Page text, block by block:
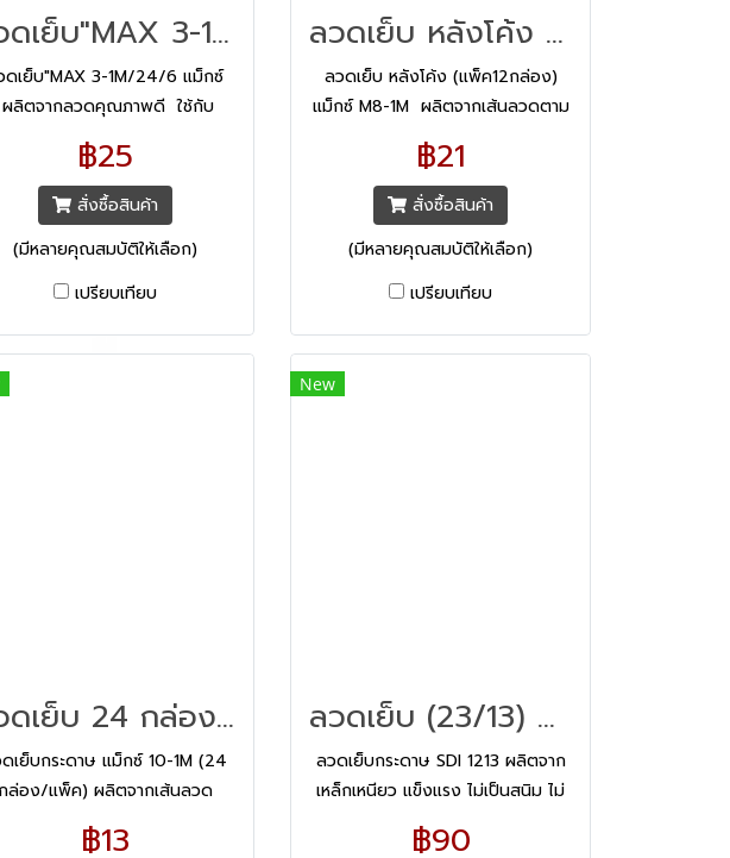
ลวดเย็บ"MAX 3-1M แม็กซ์
ดเย็บ"MAX 3-1M/24/6 แม็กซ์
ผลิตจากลวดคุณภาพดี ใช้กับ
ครื่องเย็บรุ่น MAX #HD-50, HD-
HD-50F, HD50-DF ลวดเย็บ
เบอร์ 3 (24/6)
฿25
สั่งซื้อสินค้า
(มีหลายคุณสมบัติให้เลือก)
เปรียบเทียบ
ลวดเย็บ หลังโค้ง (แพ็ค12กล่อง) แม็กซ์ M8-1M
ลวดเย็บ หลังโค้ง (แพ็ค12กล่อง)
แม็กซ์ M8-1M ผลิตจากเส้นลวดตาม
มาตรฐาน แข็งแรง ไม่งอ ไม่ติดขัด
฿21
สั่งซื้อสินค้า
(มีหลายคุณสมบัติให้เลือก)
เปรียบเทียบ
ลวดเย็บ 24 กล่อง/แพ็ค แม็กซ์ 10-1M
เย็บกระดาษ แม็กซ์ 10-1M (24
กล่อง/แพ็ค) ผลิตจากเส้นลวด
ภาพดีจากประเทศญี่ปุ่น แข็งแรง
มมือ เย็บง่าย ไม่หักงอขณะใช้งาน
฿13
New
ลวดเย็บ (23/13) SDI 1213
ลวดเย็บกระดาษ SDI 1213 ผลิตจาก
เหล็กเหนียว แข็งแรง ไม่เป็นสนิม ไม่
หักงอ ไม่ติดขัดขณะใช้งาน
฿90